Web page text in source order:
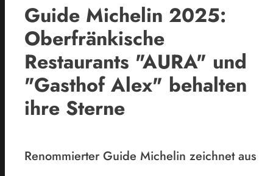
Guide Michelin 2025:
Oberfränkische
Restaurants "AURA" und
"Gasthof Alex" behalten
ihre Sterne
Renommierter Guide Michelin zeichnet aus